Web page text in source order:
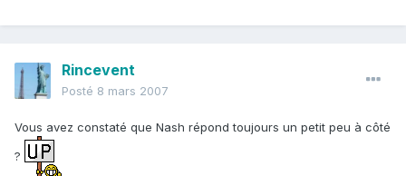
Rincevent
Posté 8 mars 2007
Vous avez constaté que Nash répond toujours un petit peu à côté
?